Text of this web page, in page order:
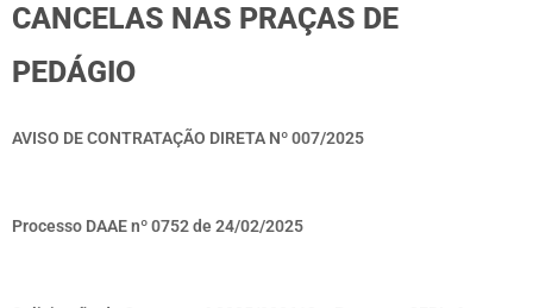
CANCELAS NAS PRAÇAS DE
PEDÁGIO
AVISO DE CONTRATAÇÃO DIRETA Nº 007/2025
Processo DAAE nº 0752 de 24/02/2025